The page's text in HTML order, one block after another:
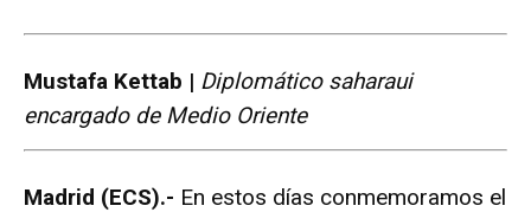
Mustafa Kettab | Diplomático saharaui
encargado de Medio Oriente
Madrid (ECS).- En estos días conmemoramos el